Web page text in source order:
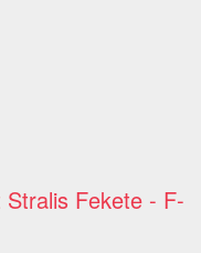
Fekete - F-